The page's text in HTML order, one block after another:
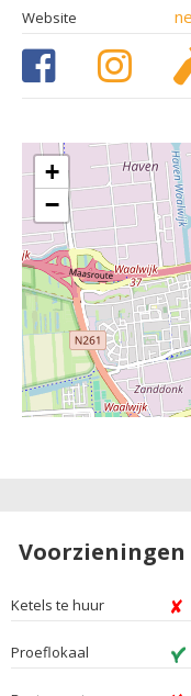
Website
+
−
Ketels te huur
Proeflokaal